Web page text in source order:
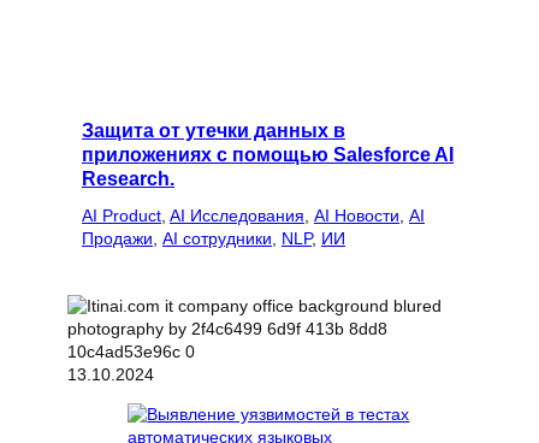
Защита от утечки данных в
приложениях с помощью Salesforce AI
Research.
AI Product AI Исследования AI Новости AI
Продажи AI сотрудники NLP, ИИ
13.10.2024